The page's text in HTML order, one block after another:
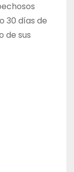
30 días de
de sus